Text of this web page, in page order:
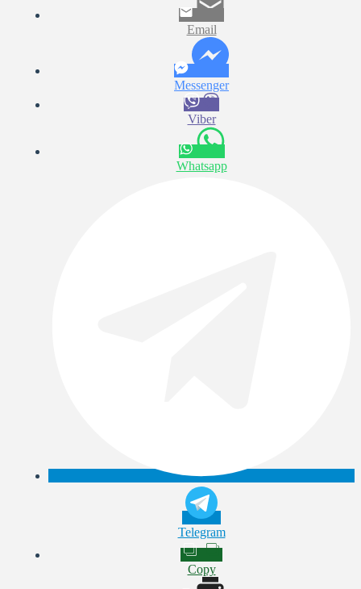
Email
Messenger
Viber
Whatsapp
Telegram
Copy